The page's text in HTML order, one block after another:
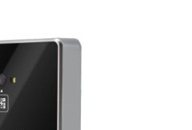
RG174 de 3 metros de longitud.